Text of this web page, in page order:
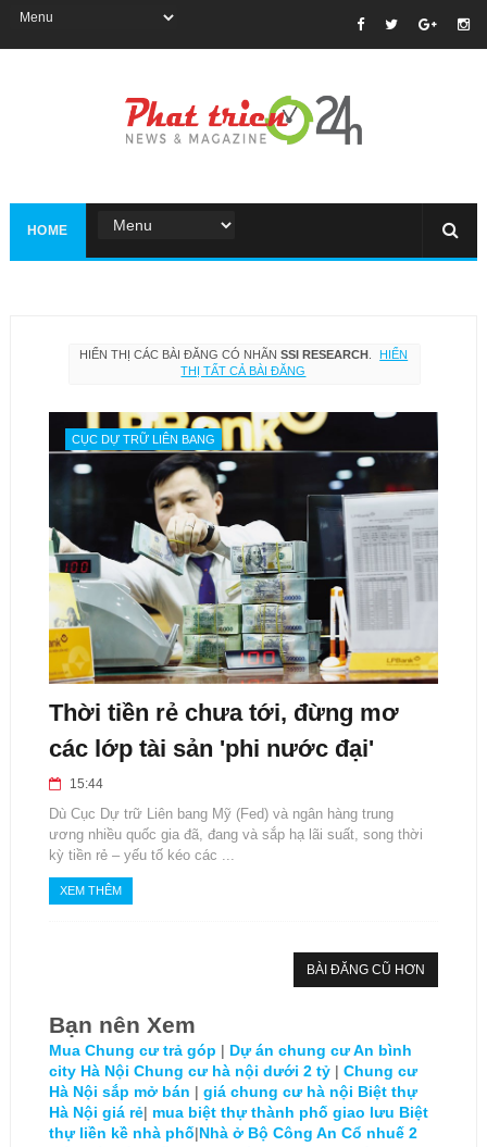
HOME
HIỂN THỊ CÁC BÀI ĐĂNG CÓ NHÃN SSI RESEARCH.
HIỂN
THỊ TẤT CẢ BÀI ĐĂNG
CỤC DỰ TRỮ LIÊN BANG
Thời tiền rẻ chưa tới, đừng mơ
các lớp tài sản 'phi nước đại'
15:44
Dù Cục Dự trữ Liên bang Mỹ (Fed) và ngân hàng trung
ương nhiều quốc gia đã, đang và sắp hạ lãi suất, song thời
kỳ tiền rẻ – yếu tố kéo các ...
XEM THÊM
BÀI ĐĂNG CŨ HƠN
Bạn nên Xem
Mua Chung cư trả góp | Dự án chung cư An bình
city Hà Nội Chung cư hà nội dưới 2 tỷ| Chung cư
Hà Nội sắp mở bán | giá chung cư hà nội Biệt thự
Hà Nội giá rẻ| mua biệt thự thành phố giao lưu Biệt
thự liền kề nhà phố|Nhà ở Bộ Công An Cổ nhuế 2